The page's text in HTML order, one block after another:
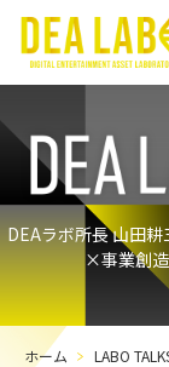
DEAラボ所長 山田
×事業創
ホーム
LABO